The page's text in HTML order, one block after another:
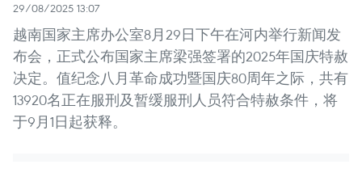
29/08/2025 13:07
越南国家主席办公室8月29日下午在河内举行新闻发
布会，正式公布国家主席梁强签署的2025年国庆特赦
决定。值纪念八月革命成功暨国庆80周年之际，共有
13920名正在服刑及暂缓服刑人员符合特赦条件，将
于9月1日起获释。